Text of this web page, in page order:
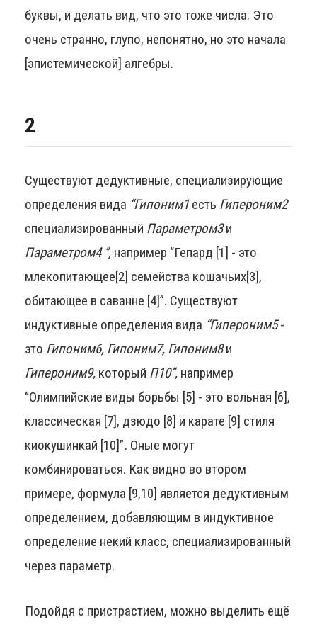
буквы, и делать вид, что это тоже числа. Это
очень странно, глупо, непонятно, но это начала
[эпистемической] алгебры.
2
Существуют дедуктивные, специализирующие
определения вида “Гипоним1есть Гипероним2
специализированный Параметром3и
Параметром4 ”, например “Гепард [1] - это
млекопитающее[2] семейства кошачьих[3],
обитающее в саванне [4]”. Существуют
индуктивные определения вида “Гипероним5-
это Гипоним6, Гипоним7, Гипоним8и
Гипероним9, который П10”, например
“Олимпийские виды борьбы [5] - это вольная [6],
классическая [7], дзюдо [8] и карате [9] стиля
киокушинкай [10]”. Оные могут
комбинироваться. Как видно во втором
примере, формула [9,10] является дедуктивным
определением, добавляющим в индуктивное
определение некий класс, специализированный
через параметр.
Подойдя с пристрастием, можно выделить ещё